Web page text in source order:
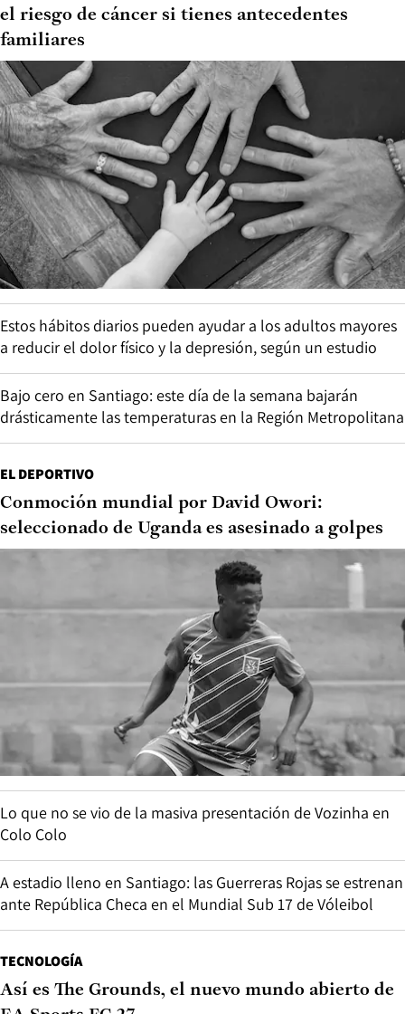
el riesgo de cáncer si tienes antecedentes
familiares
Estos hábitos diarios pueden ayudar a los adultos mayores
a reducir el dolor físico y la depresión, según un estudio
Bajo cero en Santiago: este día de la semana bajarán
drásticamente las temperaturas en la Región Metropolitana
EL DEPORTIVO
Conmoción mundial por David Owori:
seleccionado de Uganda es asesinado a golpes
Lo que no se vio de la masiva presentación de Vozinha en
Colo Colo
A estadio lleno en Santiago: las Guerreras Rojas se estrenan
ante República Checa en el Mundial Sub 17 de Vóleibol
TECNOLOGÍA
Así es The Grounds, el nuevo mundo abierto de